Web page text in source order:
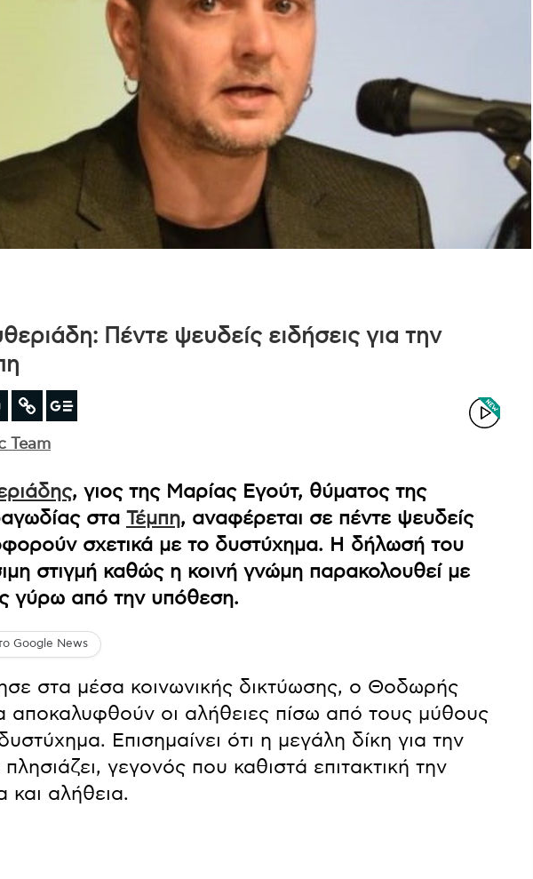
Πέντε ψευδείς ειδήσεις για την
Team
, γιος της Μαρίας Εγούτ, θύματος της
στα Τέμπη, αναφέρεται σε πέντε ψευδείς
σχετικά με το δυστύχημα. Η δήλωσή του
στιγμή καθώς η κοινή γνώμη παρακολουθεί με
γύρω από την υπόθεση.
Google News
στα μέσα κοινωνικής δικτύωσης, ο Θοδωρής
αποκαλυφθούν οι αλήθειες πίσω από τους μύθους
Επισημαίνει ότι η μεγάλη δίκη για την
γεγονός που καθιστά επιτακτική την
και αλήθεια.